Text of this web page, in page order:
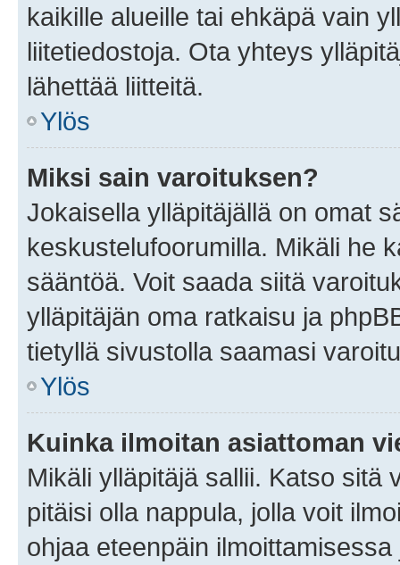
kaikille alueille tai ehkäpä vain
liitetiedostoja. Ota yhteys
lähettää liitteitä.
Ylös
Miksi sain varoituksen?
Jokaisella ylläpitäjällä on omat
keskustelufoorumilla. Mikäli he
sääntöä. Voit saada siitä
ylläpitäjän oma ratkaisu ja
tietyllä sivustolla saamasi
Ylös
Kuinka ilmoitan asiattoman
Mikäli ylläpitäjä sallii. Katso sitä
pitäisi olla nappula, jolla voit
ohjaa eteenpäin